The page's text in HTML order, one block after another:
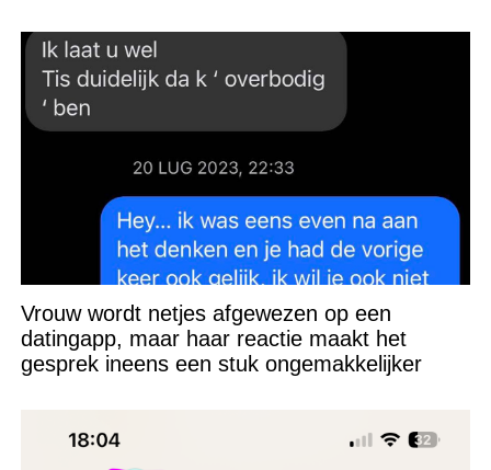
Vrouw wordt netjes afgewezen op een
datingapp, maar haar reactie maakt het
gesprek ineens een stuk ongemakkelijker